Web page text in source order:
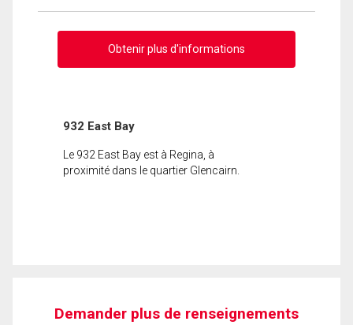
Obtenir plus d'informations
932 East Bay
Le 932 East Bay est à Regina, à
proximité dans le quartier Glencairn.
Demander plus de renseignements